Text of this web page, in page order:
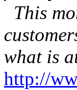
This
what is
http://